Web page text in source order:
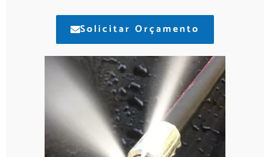
Solicitar Orçamento